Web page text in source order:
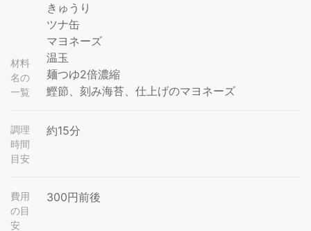
材料
名の
一覧
きゅうり
ツナ缶
マヨネーズ
温玉
麺つゆ2倍濃縮
鰹節、刻み海苔、仕上げのマヨネーズ
調理
時間
目安
約15分
費用
の目
安
300円前後